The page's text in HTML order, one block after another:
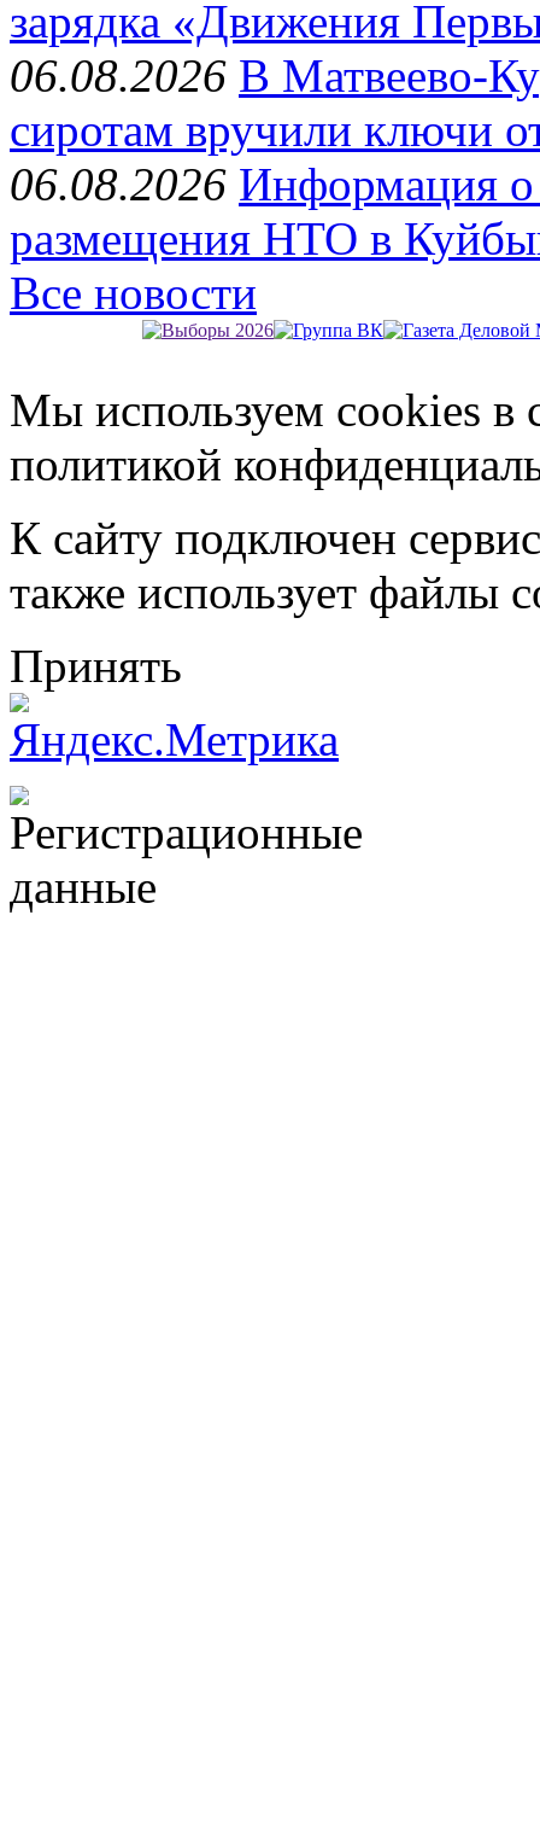
зарядка «Движения
06.08.2026 В Матвеево-
сиротам вручили ключи
06.08.2026 Информация о
размещения НТО в
Все новости
Мы используем cookies в
политикой
К сайту подключен
также использует файлы
Принять